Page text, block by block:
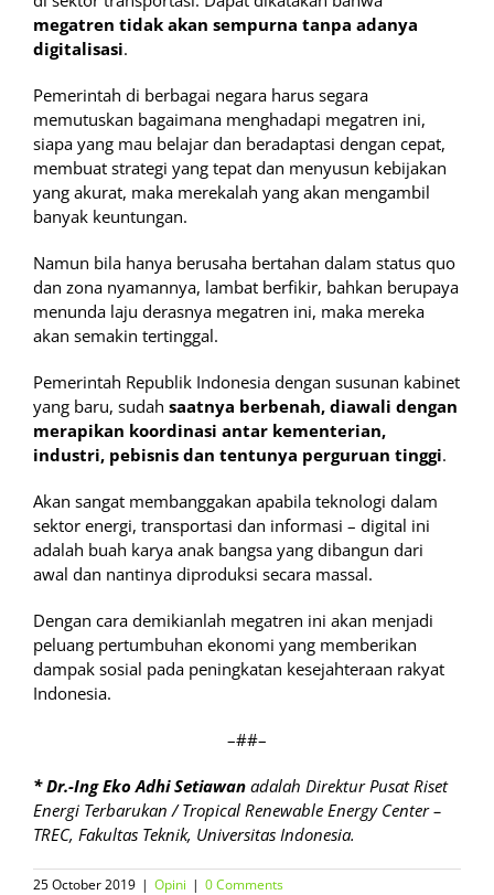
megatren tidak akan sempurna tanpa adanya
digitalisasi.
Pemerintah di berbagai negara harus segara
memutuskan bagaimana menghadapi megatren ini,
siapa yang mau belajar dan beradaptasi dengan cepat,
membuat strategi yang tepat dan menyusun kebijakan
yang akurat, maka merekalah yang akan mengambil
banyak keuntungan.
Namun bila hanya berusaha bertahan dalam status quo
dan zona nyamannya, lambat berfikir, bahkan berupaya
menunda laju derasnya megatren ini, maka mereka
akan semakin tertinggal.
Pemerintah Republik Indonesia dengan susunan kabinet
yang baru, sudah saatnya berbenah, diawali dengan
merapikan koordinasi antar kementerian,
industri, pebisnis dan tentunya perguruan tinggi.
Akan sangat membanggakan apabila teknologi dalam
sektor energi, transportasi dan informasi – digital ini
adalah buah karya anak bangsa yang dibangun dari
awal dan nantinya diproduksi secara massal.
Dengan cara demikianlah megatren ini akan menjadi
peluang pertumbuhan ekonomi yang memberikan
dampak sosial pada peningkatan kesejahteraan rakyat
Indonesia.
–##–
* Dr.-Ing Eko Adhi Setiawan adalah Direktur Pusat Riset
Energi Terbarukan / Tropical Renewable Energy Center –
TREC, Fakultas Teknik, Universitas Indonesia.
25 October 2019 | Opini | 0 Comments